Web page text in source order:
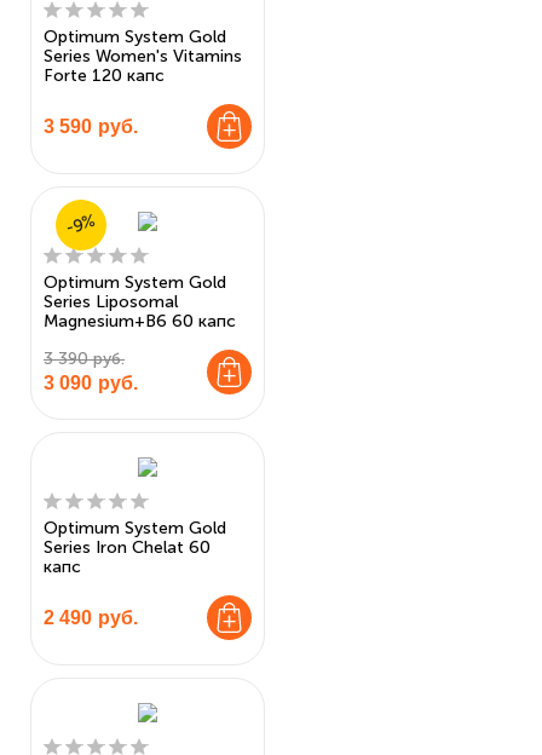
Optimum System Gold
Series Women's Vitamins
Forte 120 капс
3 590 руб.
Optimum System Gold
Series Liposomal
Magnesium+B6 60 капс
3 390 руб.
3 090 руб.
-9%
Optimum System Gold
Series Iron Chelat 60
капс
2 490 руб.